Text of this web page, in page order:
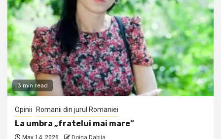
3 min read
Opinii Romanii din jurul Romaniei
La umbra „fratelui mai mare”